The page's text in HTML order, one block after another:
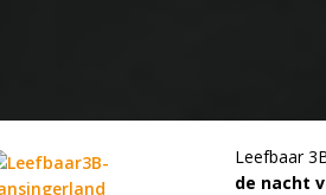
Leefbaar
de nacht